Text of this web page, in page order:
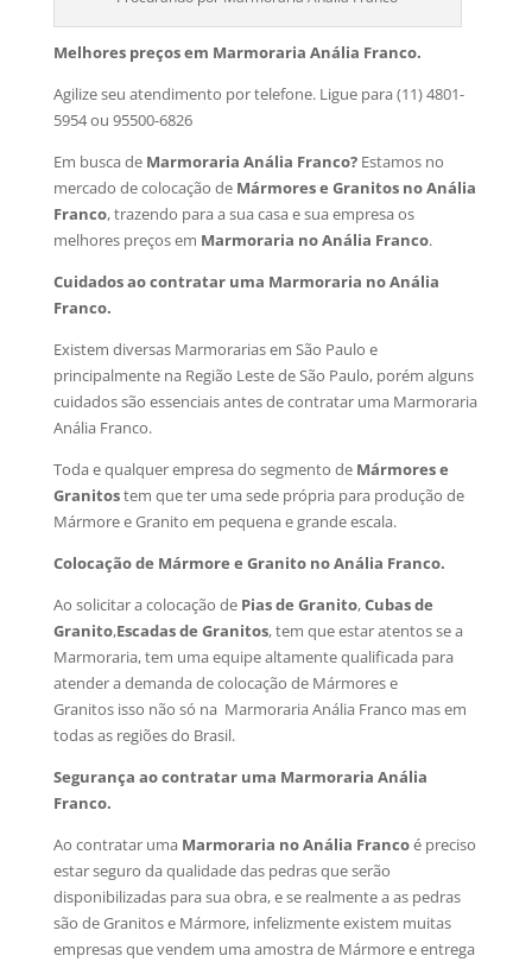
Melhores preços em Marmoraria Anália Franco.
Agilize seu atendimento por telefone. Ligue para (11) 4801-
5954 ou 95500-6826
Em busca de Marmoraria Anália Franco?Estamos no
mercado de colocação de Mármores e Granitos no Anália
Franco, trazendo para a sua casa e sua empresa os
melhores preços em Marmoraria no Anália Franco.
Cuidados ao contratar uma Marmoraria no Anália
Franco.
Existem diversas Marmorarias em São Paulo e
principalmente na Região Leste de São Paulo, porém alguns
cuidados são essenciais antes de contratar uma Marmoraria
Anália Franco.
Toda e qualquer empresa do segmento de Mármores e
Granitostem que ter uma sede própria para produção de
Mármore e Granito em pequena e grande escala.
Colocação de Mármore e Granito no Anália Franco.
Ao solicitar a colocação de Pias de Granito,Cubas de
Granito,Escadas de Granitos, tem que estar atentos se a
Marmoraria, tem uma equipe altamente qualificada para
atender a demanda de colocação de Mármores e
Granitos isso não só na Marmoraria Anália Franco mas em
todas as regiões do Brasil.
Segurança ao contratar uma Marmoraria Anália
Franco.
Ao contratar uma Marmoraria no Anália Francoé preciso
estar seguro da qualidade das pedras que serão
disponibilizadas para sua obra, e se realmente a as pedras
são de Granitos e Mármore, infelizmente existem muitas
empresas que vendem uma amostra de Mármore e entrega